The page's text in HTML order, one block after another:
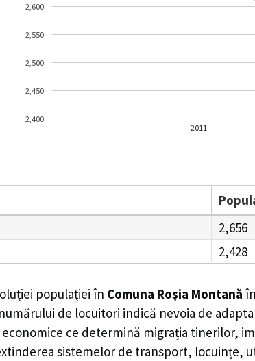
2011
2,400
2,450
2,500
2,550
2,600
2,656
2,428
populației în Comuna Roșia Montană
de locuitori indică nevoia de
ce determină migrația tinerilor,
sistemelor de transport, locuințe,